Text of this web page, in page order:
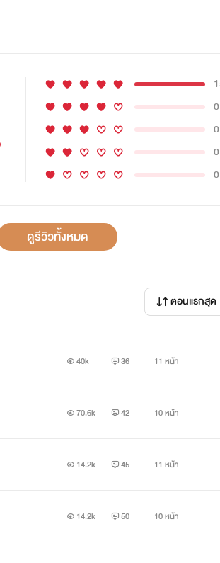
: อบอุ่นจังเลยนะคะ :)
0
0
0
0
ดูรีวิวทั้งหมด
ตอนแรกสุด
40k 36 11 หน้า
70.6k 42 10 หน้า
14.2k 45 11 หน้า
14.2k 50 10 หน้า